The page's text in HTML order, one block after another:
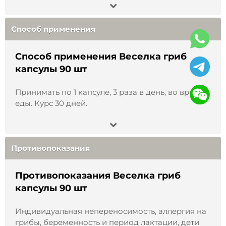
Способ применения
Способ применения Веселка гриб
капсулы 90 шт
Принимать по 1 капсуле, 3 раза в день, во время
еды. Курс 30 дней.
Противопоказания
Противопоказания Веселка гриб
капсулы 90 шт
Индивидуальная непереносимость, аллергия на
грибы, беременность и период лактации, дети